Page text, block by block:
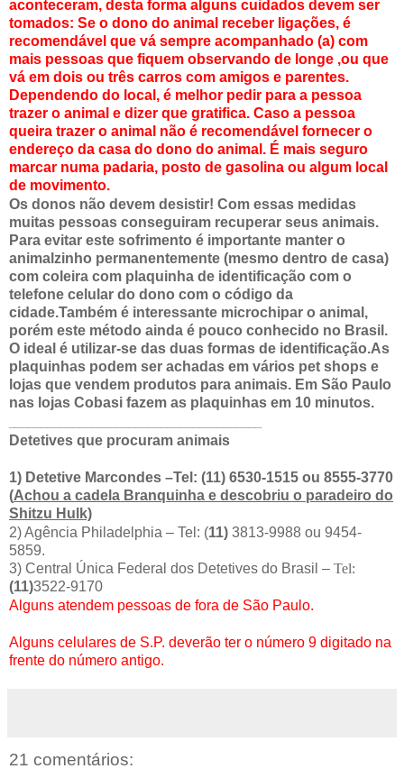
aconteceram, desta forma alguns cuidados devem ser
tomados: Se o dono do animal receber ligações, é
recomendável que vá sempre acompanhado (a) com
mais pessoas que fiquem observando de longe ,ou que
vá em dois ou três carros com amigos e parentes.
Dependendo do local, é melhor pedir para a pessoa
trazer o animal e dizer que gratifica. Caso a pessoa
queira trazer o animal não é recomendável fornecer o
endereço da casa do dono do animal. É mais seguro
marcar numa padaria, posto de gasolina ou algum local
de movimento.
Os donos não devem desistir! Com essas medidas
muitas pessoas conseguiram recuperar seus animais.
Para evitar este sofrimento é importante manter o
animalzinho permanentemente (mesmo dentro de casa)
com coleira com plaquinha de identificação com o
telefone celular do dono com o código da
cidade.Também é interessante microchipar o animal,
porém este método ainda é pouco conhecido no Brasil.
O ideal é utilizar-se das duas formas de identificação.As
plaquinhas podem ser achadas em vários pet shops e
lojas que vendem produtos para animais. Em São Paulo
nas lojas Cobasi fazem as plaquinhas em 10 minutos.
Detetives que procuram animais
1) Detetive Marcondes –Tel: (11) 6530-1515 ou 8555-3770
(Achou a cadela Branquinha e descobriu o paradeiro do
Shitzu Hulk)
2) Agência Philadelphia – Tel: (11) 3813-9988 ou 9454-
5859.
3) Central Única Federal dos Detetives do Brasil – Tel:
(11)3522-9170
Alguns atendem pessoas de fora de São Paulo.
Alguns celulares de S.P. deverão ter o número 9 digitado na
frente do número antigo.
21 comentários: